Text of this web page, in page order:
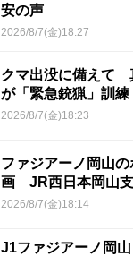
安の声
2026/8/7(金)18:27
クマ出没に備えて
が「緊急銃猟」訓
2026/8/7(金)18:23
ファジアーノ岡山
画 JR西日本岡山
2026/8/7(金)18:14
J1ファジアーノ岡